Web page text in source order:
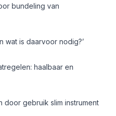
bundeling van
wat is daarvoor nodig?’
haalbaar en
door gebruik slim instrument